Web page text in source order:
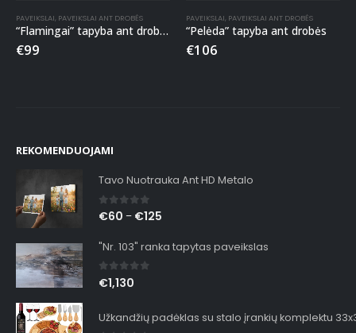
PAVEIKSLAI, PAVEIKSLAI ANT DROBĖS
“Flamingai” tapyba ant drobės
€99
PAVEIKSLAI, PAVEIKSLAI ANT DROBĖS
“Pelėda” tapyba ant drobės
€106
REKOMENDUOJAMI
Tavo Nuotrauka Ant HD Metalo
0out of 5
€60 – €125
"Nr. 103" ranka tapytas paveikslas
0out of 5
€1,130
Užkandžių padėklas su stalo įrankių komplektu